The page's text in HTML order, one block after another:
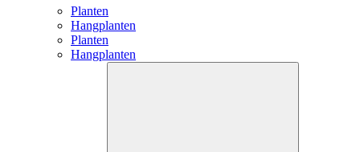
Planten
Hangplanten
Planten
Hangplanten